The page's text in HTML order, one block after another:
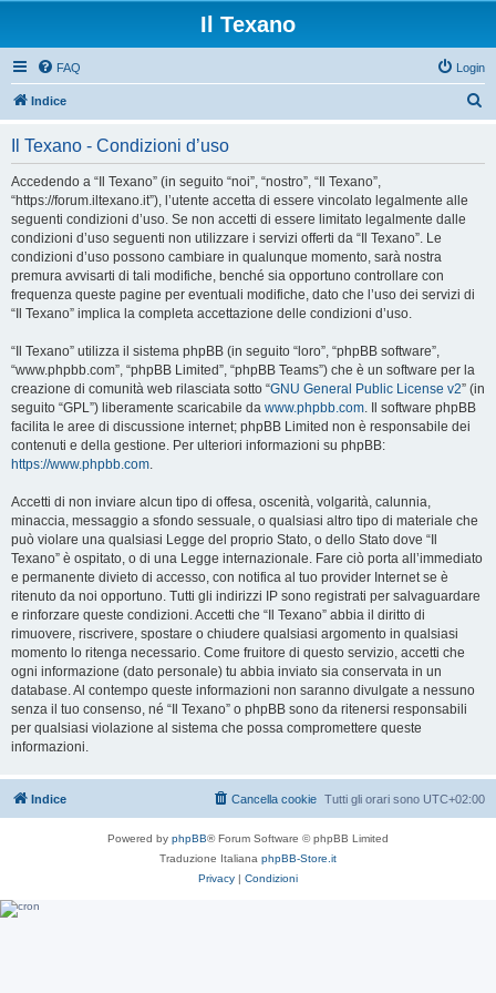
Il Texano
FAQ Login
Indice
Il Texano - Condizioni d’uso
Accedendo a “Il Texano” (in seguito “noi”, “nostro”, “Il Texano”,
“https://forum.iltexano.it”), l’utente accetta di essere vincolato legalmente alle
seguenti condizioni d’uso. Se non accetti di essere limitato legalmente dalle
condizioni d’uso seguenti non utilizzare i servizi offerti da “Il Texano”. Le
condizioni d’uso possono cambiare in qualunque momento, sarà nostra
premura avvisarti di tali modifiche, benché sia opportuno controllare con
frequenza queste pagine per eventuali modifiche, dato che l’uso dei servizi di
“Il Texano” implica la completa accettazione delle condizioni d’uso.
“Il Texano” utilizza il sistema phpBB (in seguito “loro”, “phpBB software”,
“www.phpbb.com”, “phpBB Limited”, “phpBB Teams”) che è un software per la
creazione di comunità web rilasciata sotto “GNU General Public License v2” (in
seguito “GPL”) liberamente scaricabile da www.phpbb.com. Il software phpBB
facilita le aree di discussione internet; phpBB Limited non è responsabile dei
contenuti e della gestione. Per ulteriori informazioni su phpBB:
https://www.phpbb.com.
Accetti di non inviare alcun tipo di offesa, oscenità, volgarità, calunnia,
minaccia, messaggio a sfondo sessuale, o qualsiasi altro tipo di materiale che
può violare una qualsiasi Legge del proprio Stato, o dello Stato dove “Il
Texano” è ospitato, o di una Legge internazionale. Fare ciò porta all’immediato
e permanente divieto di accesso, con notifica al tuo provider Internet se è
ritenuto da noi opportuno. Tutti gli indirizzi IP sono registrati per salvaguardare
e rinforzare queste condizioni. Accetti che “Il Texano” abbia il diritto di
rimuovere, riscrivere, spostare o chiudere qualsiasi argomento in qualsiasi
momento lo ritenga necessario. Come fruitore di questo servizio, accetti che
ogni informazione (dato personale) tu abbia inviato sia conservata in un
database. Al contempo queste informazioni non saranno divulgate a nessuno
senza il tuo consenso, né “Il Texano” o phpBB sono da ritenersi responsabili
per qualsiasi violazione al sistema che possa compromettere queste
informazioni.
Indice Tutti gli orari sono UTC+02:00
Cancella cookie
Powered by phpBB® Forum Software © phpBB Limited
Traduzione Italiana phpBB-Store.it
Privacy | Condizioni